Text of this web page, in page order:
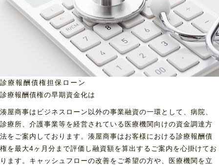
診療報酬債権担保ローン
診療報酬債権の早期資金化は
湊屋商事はビジネスローン以外の事業融資の一環として、病院、
診療所、介護事業等を経営されている医療機関向けの資金調達方
法をご案内しております。湊屋商事はお客様における診療報酬債
権を最大4ヶ月分まで評価し融資額を算出するご案内を心掛けてお
ります。キャッシュフローの改善をご希望の方や、医療機関を立